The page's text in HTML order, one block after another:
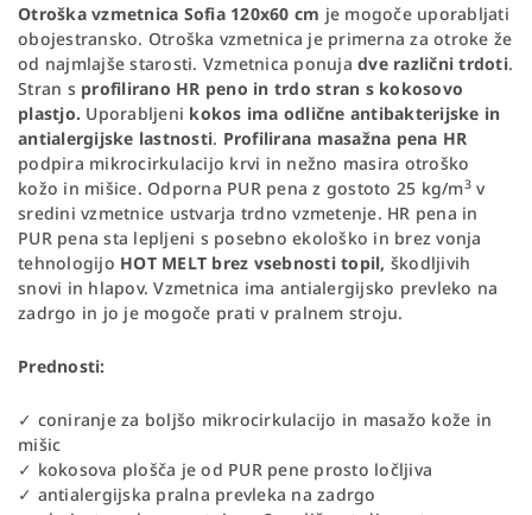
Otroška vzmetnica Sofia 120x60 cm je mogoče uporabljati
obojestransko. Otroška vzmetnica je primerna za otroke že
od najmlajše starosti. Vzmetnica ponuja dve različni trdoti.
Stran s profilirano HR peno in trdo stran s kokosovo
plastjo. Uporabljeni kokos ima odlične antibakterijske in
antialergijske lastnosti. Profilirana masažna pena HR
podpira mikrocirkulacijo krvi in nežno masira otroško
kožo in mišice. Odporna PUR pena z gostoto 25 kg/m3v
sredini vzmetnice ustvarja trdno vzmetenje. HR pena in
PUR pena sta lepljeni s posebno ekološko in brez vonja
tehnologijo HOT MELT brez vsebnosti topil, škodljivih
snovi in hlapov. Vzmetnica ima antialergijsko prevleko na
zadrgo in jo je mogoče prati v pralnem stroju.
Prednosti:
✓ coniranje za boljšo mikrocirkulacijo in masažo kože in
mišic
✓ kokosova plošča je od PUR pene prosto ločljiva
✓ antialergijska pralna prevleka na zadrgo